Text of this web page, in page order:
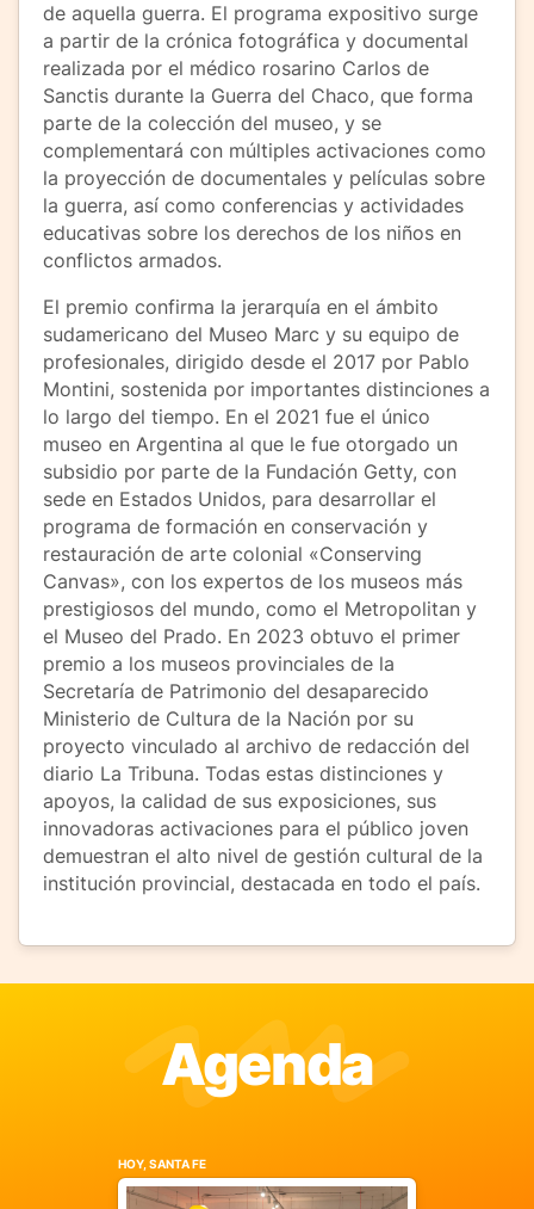
de aquella guerra. El programa expositivo surge
a partir de la crónica fotográfica y documental
realizada por el médico rosarino Carlos de
Sanctis durante la Guerra del Chaco, que forma
parte de la colección del museo, y se
complementará con múltiples activaciones como
la proyección de documentales y películas sobre
la guerra, así como conferencias y actividades
educativas sobre los derechos de los niños en
conflictos armados.
El premio confirma la jerarquía en el ámbito
sudamericano del Museo Marc y su equipo de
profesionales, dirigido desde el 2017 por Pablo
Montini, sostenida por importantes distinciones a
lo largo del tiempo. En el 2021 fue el único
museo en Argentina al que le fue otorgado un
subsidio por parte de la Fundación Getty, con
sede en Estados Unidos, para desarrollar el
programa de formación en conservación y
restauración de arte colonial «Conserving
Canvas», con los expertos de los museos más
prestigiosos del mundo, como el Metropolitan y
el Museo del Prado. En 2023 obtuvo el primer
premio a los museos provinciales de la
Secretaría de Patrimonio del desaparecido
Ministerio de Cultura de la Nación por su
proyecto vinculado al archivo de redacción del
diario La Tribuna. Todas estas distinciones y
apoyos, la calidad de sus exposiciones, sus
innovadoras activaciones para el público joven
demuestran el alto nivel de gestión cultural de la
institución provincial, destacada en todo el país.
Agenda
HOY, SANTA FE